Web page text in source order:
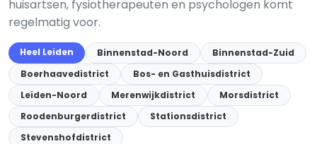
huisartsen, fysiotherapeuten en psychologen komt
regelmatig voor.
Heel Leiden Binnenstad-Noord
Binnenstad-Zuid
Boerhaavedistrict
Bos- en Gasthuisdistrict
Leiden-Noord
Merenwijkdistrict
Morsdistrict
Roodenburgerdistrict
Stationsdistrict
Stevenshofdistrict